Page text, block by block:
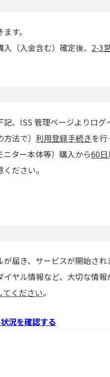
す。
（入金含む）確定後、 2-3
、ISS 管理ページよりログ
法で） 利用登録手続きを行
ター本体等）購入から60
ださい。
届き、サービスが開始され
イヤル情報など、大切な情
ください。
況を確認する